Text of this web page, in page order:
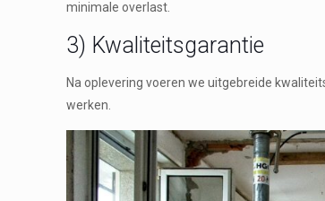
minimale overlast.
3) Kwaliteitsgarantie
Na oplevering voeren we uitgebreide
werken.